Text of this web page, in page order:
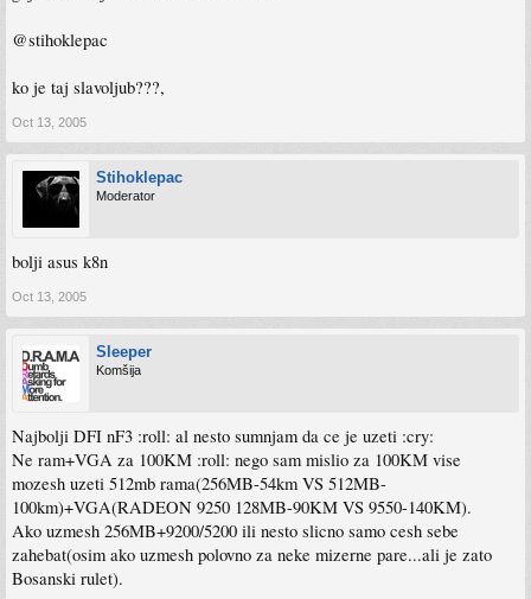
@stihoklepac
ko je taj slavoljub???,
Oct 13, 2005
Stihoklepac
Moderator
bolji asus k8n
Oct 13, 2005
Sleeper
Komšija
Najbolji DFI nF3 :roll: al nesto sumnjam da ce je uzeti :cry:
Ne ram+VGA za 100KM :roll: nego sam mislio za 100KM vise
mozesh uzeti 512mb rama(256MB-54km VS 512MB-
100km)+VGA(RADEON 9250 128MB-90KM VS 9550-140KM).
Ako uzmesh 256MB+9200/5200 ili nesto slicno samo cesh sebe
zahebat(osim ako uzmesh polovno za neke mizerne pare...ali je zato
Bosanski rulet).